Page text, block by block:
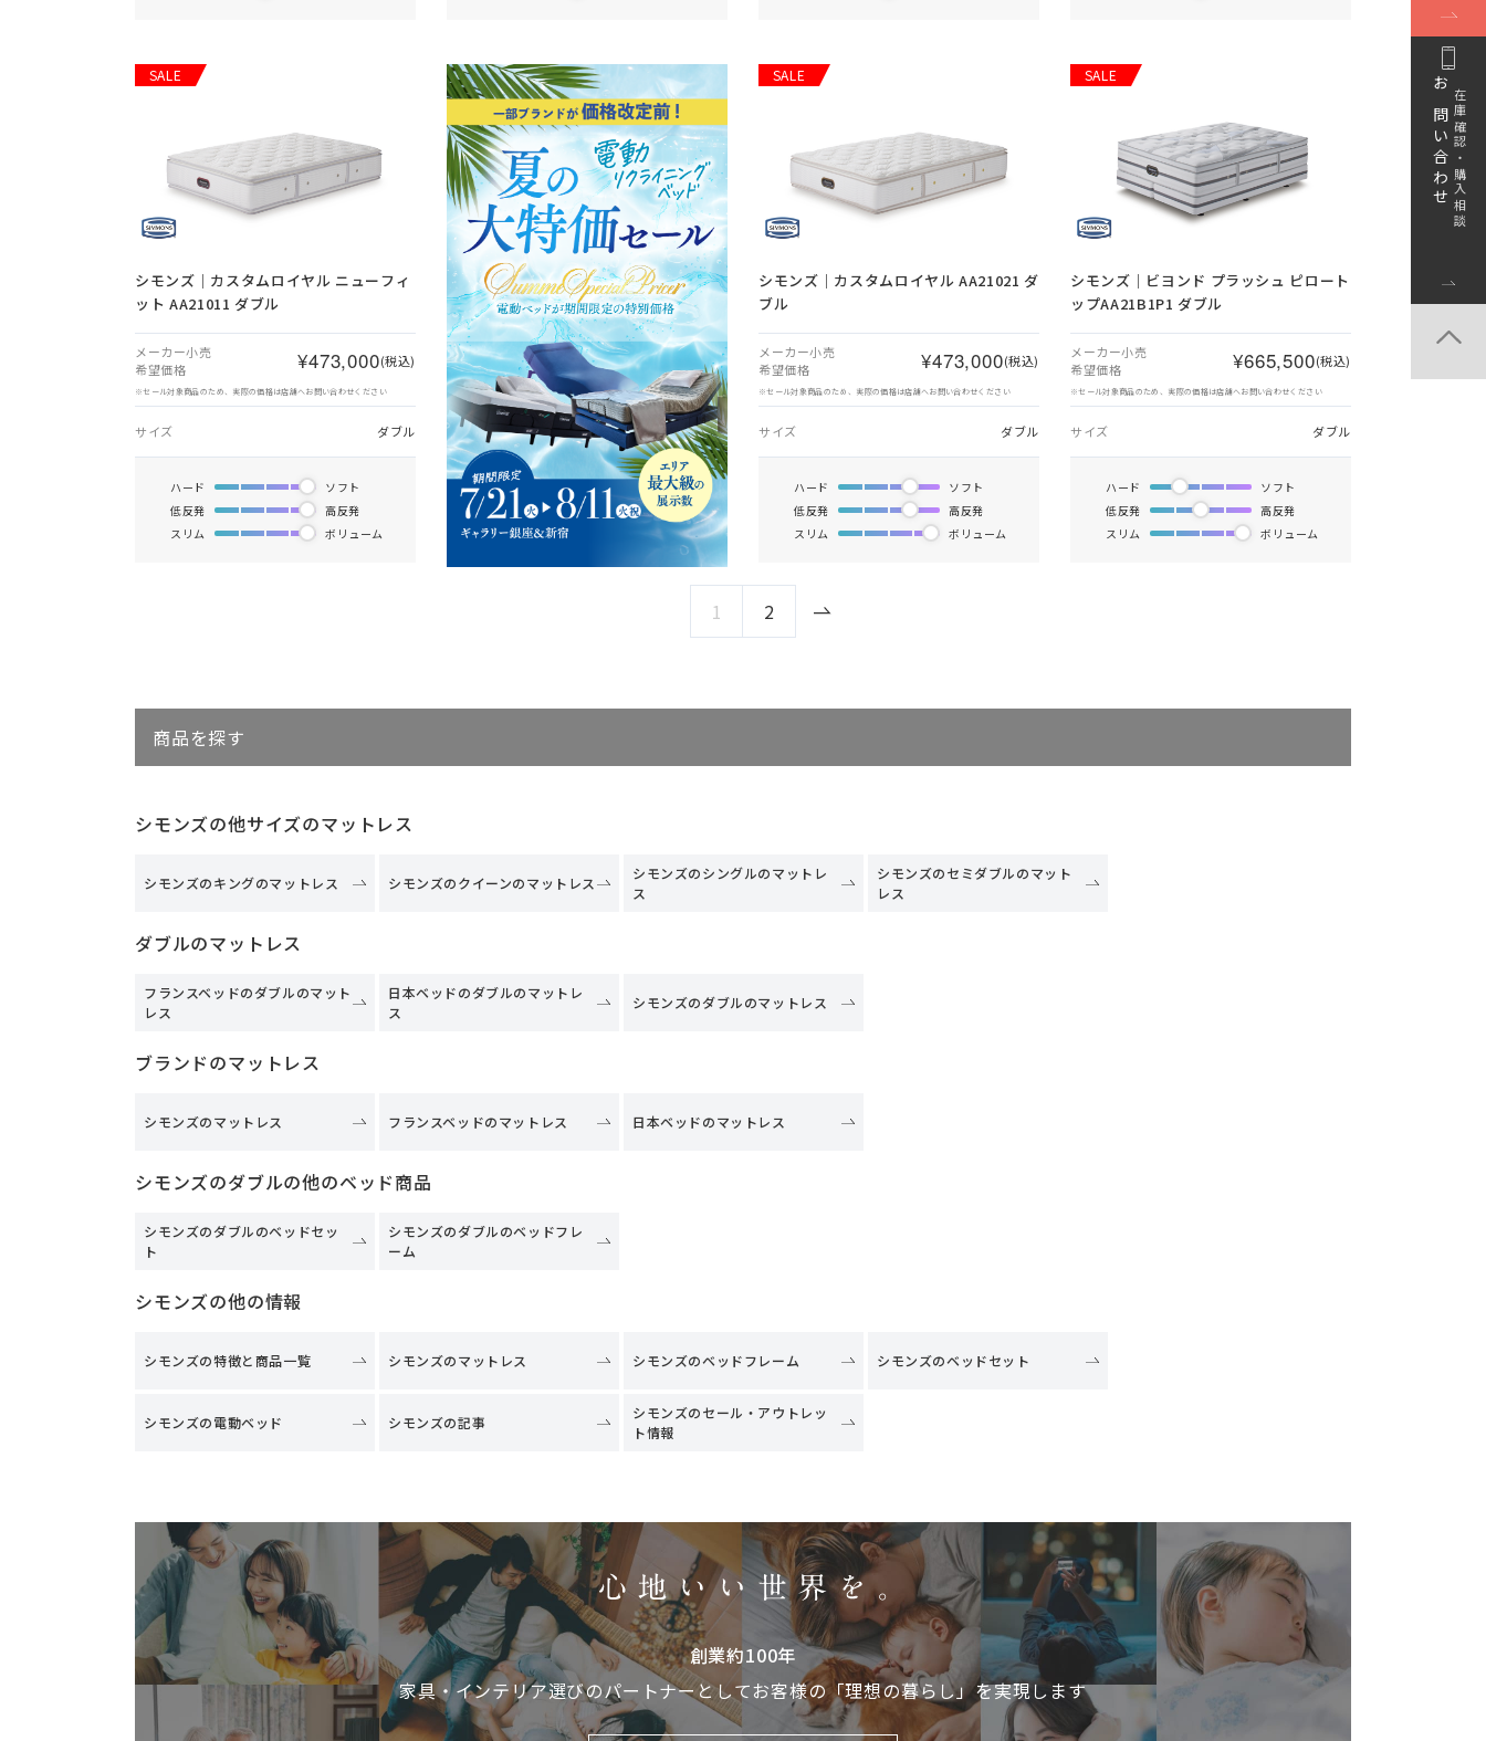
SALE
シモンズ｜カスタムロイヤル ニューフィ
ット AA21011 ダブル
メーカー小売
希望価格
¥473,000(税込)
※セール対象商品のため、実際の価格は店舗へお問い合わせください
サイズ ダブル
ハード
ソフト
低反発
高反発
スリム
ボリューム
SALE
シモンズ｜カスタムロイヤル AA21021 ダ
ブル
メーカー小売
希望価格
¥473,000(税込)
※セール対象商品のため、実際の価格は店舗へお問い合わせください
サイズ ダブル
ハード
ソフト
低反発
高反発
スリム
ボリューム
SALE
シモンズ｜ビヨンド プラッシュ ピロート
ップAA21B1P1 ダブル
メーカー小売
希望価格
¥665,500(税込)
※セール対象商品のため、実際の価格は店舗へお問い合わせください
サイズ ダブル
ハード
ソフト
低反発
高反発
スリム
ボリューム
1 2
商品を探す
シモンズの他サイズのマットレス
シモンズのキングのマットレス シモンズのクイーンのマットレス
シモンズのシングルのマットレ
ス
シモンズのセミダブルのマット
レス
ダブルのマットレス
フランスベッドのダブルのマット
レス
日本ベッドのダブルのマットレ
ス
シモンズのダブルのマットレス
ブランドのマットレス
シモンズのマットレス フランスベッドのマットレス 日本ベッドのマットレス
シモンズのダブルの他のベッド商品
シモンズのダブルのベッドセッ
ト
シモンズのダブルのベッドフレ
ーム
シモンズの他の情報
シモンズの特徴と商品一覧 シモンズのマットレス シモンズのベッドフレーム シモンズのベッドセット
シモンズの電動ベッド シモンズの記事
シモンズのセール・アウトレッ
ト情報
創業約100年
家具・インテリア選びのパートナーとしてお客様の「理想の暮らし」を実現します
お問い合わせ在庫確認・購入相談